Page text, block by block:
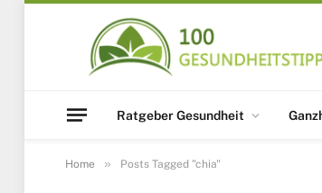
Ratgeber Gesundheit
Home » Posts Tagged "chia"